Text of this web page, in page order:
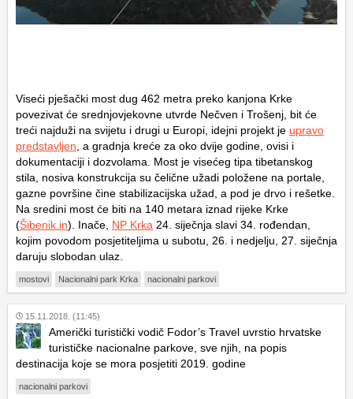
Viseći pješački most dug 462 metra preko kanjona Krke
povezivat će srednjovjekovne utvrde Nečven i Trošenj, bit će
treći najduži na svijetu i drugi u Europi, idejni projekt je upravo
predstavljen , a gradnja kreće za oko dvije godine, ovisi i
dokumentaciji i dozvolama. Most je visećeg tipa tibetanskog
stila, nosiva konstrukcija su čelične užadi položene na portale,
gazne površine čine stabilizacijska užad, a pod je drvo i rešetke.
Na sredini most će biti na 140 metara iznad rijeke Krke
(Šibenik.in). Inače, NP Krka 24. siječnja slavi 34. rođendan,
kojim povodom posjetiteljima u subotu, 26. i nedjelju, 27. siječnja
daruju slobodan ulaz.
mostovi Nacionalni park Krka nacionalni parkovi
15.11.2018. (11:45)
Američki turistički vodič Fodor’s Travel uvrstio hrvatske
turističke nacionalne parkove, sve njih, na popis
destinacija koje se mora posjetiti 2019. godine
nacionalni parkovi